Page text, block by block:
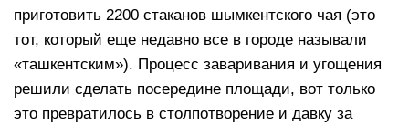
приготовить 2200 стаканов шымкентского чая (это
тот, который еще недавно все в городе называли
«ташкентским»). Процесс заваривания и угощения
решили сделать посередине площади, вот только
это превратилось в столпотворение и давку за